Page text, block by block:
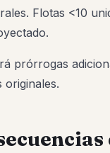
Flotas <10
prórrogas
originales.